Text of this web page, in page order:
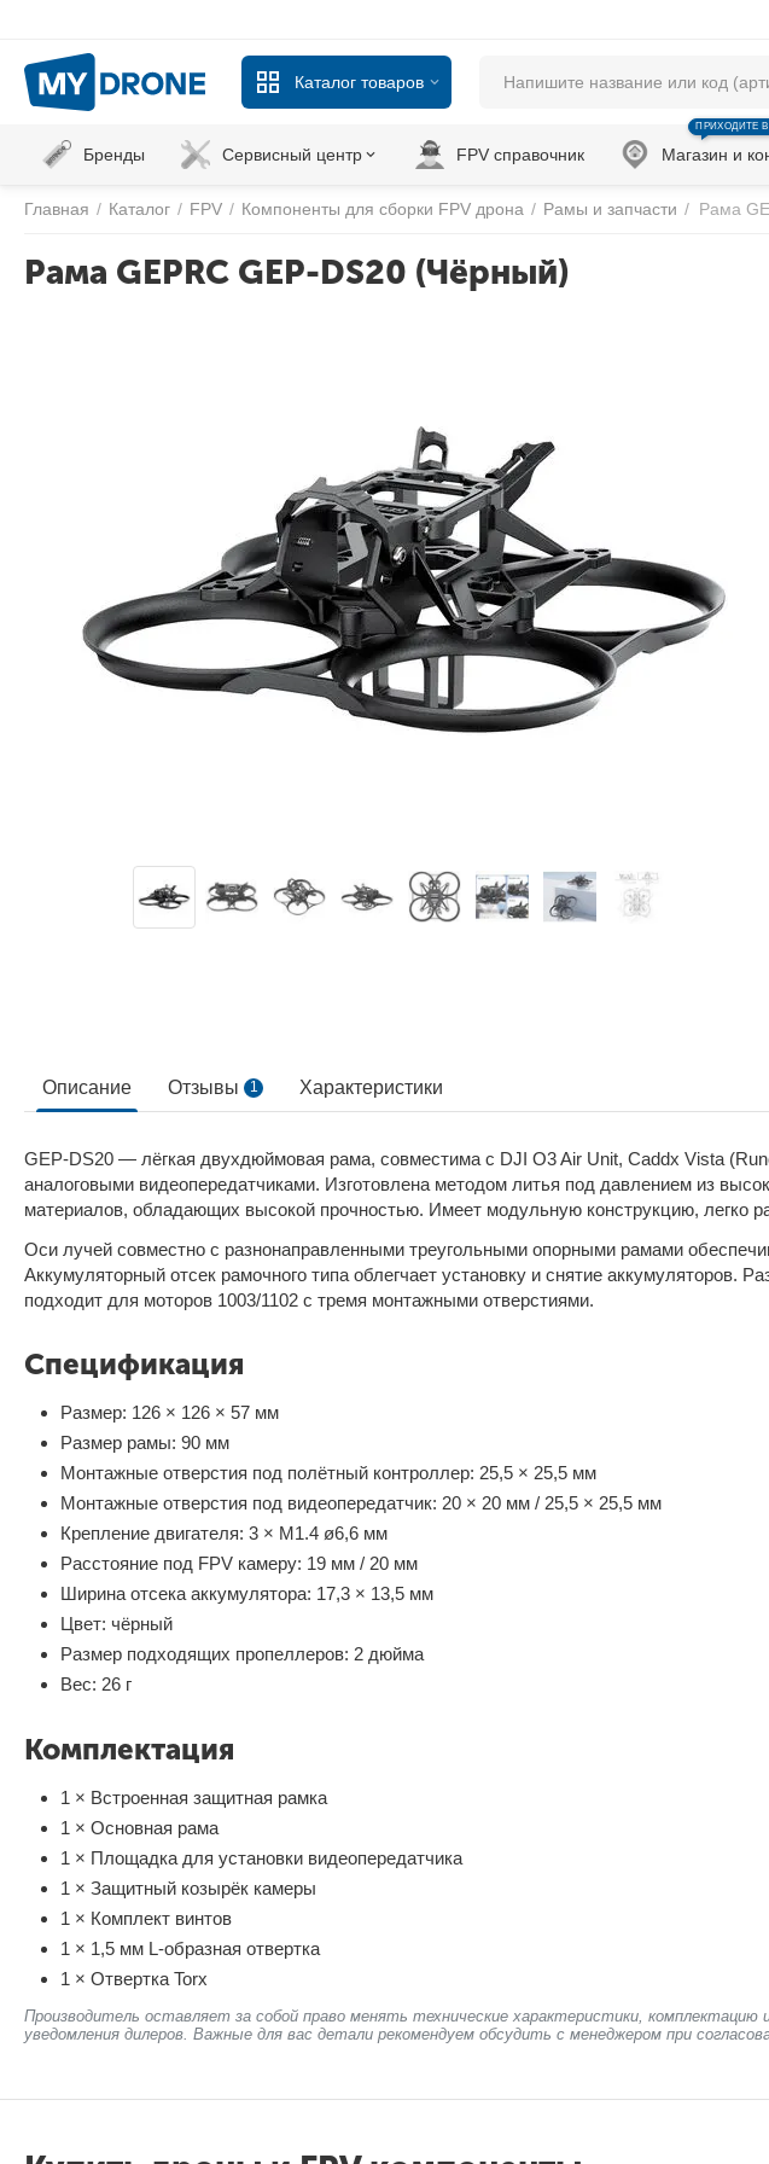
Каталог товаров
Бренды Сервисный центр FPV справочник Магазин и
ПРИХОДИТЕ
Главная / Каталог / FPV / Компоненты для сборки FPV дрона / Рамы и запчасти / Рама
Рама GEPRC GEP-DS20 (Чёрный)
Описание Отзывы 1 Характеристики
GEP-DS20 — лёгкая двухдюймовая рама, совместима с DJI O3 Air Unit, Caddx Vista
аналоговыми видеопередатчиками. Изготовлена методом литья под давлением из
материалов, обладающих высокой прочностью. Имеет модульную конструкцию, легко
Оси лучей совместно с разнонаправленными треугольными опорными рамами
Аккумуляторный отсек рамочного типа облегчает установку и снятие аккумуляторов.
подходит для моторов 1003/1102 с тремя монтажными отверстиями.
Спецификация
Размер: 126 × 126 × 57 мм
Размер рамы: 90 мм
Монтажные отверстия под полётный контроллер: 25,5 × 25,5 мм
Монтажные отверстия под видеопередатчик: 20 × 20 мм / 25,5 × 25,5 мм
Крепление двигателя: 3 × M1.4 ø6,6 мм
Расстояние под FPV камеру: 19 мм / 20 мм
Ширина отсека аккумулятора: 17,3 × 13,5 мм
Цвет: чёрный
Размер подходящих пропеллеров: 2 дюйма
Вес: 26 г
Комплектация
1 × Встроенная защитная рамка
1 × Основная рама
1 × Площадка для установки видеопередатчика
1 × Защитный козырёк камеры
1 × Комплект винтов
1 × 1,5 мм L-образная отвертка
1 × Отвертка Torx
Производитель оставляет за собой право менять технические характеристики, комплектацию
уведомления дилеров. Важные для вас детали рекомендуем обсудить с менеджером при